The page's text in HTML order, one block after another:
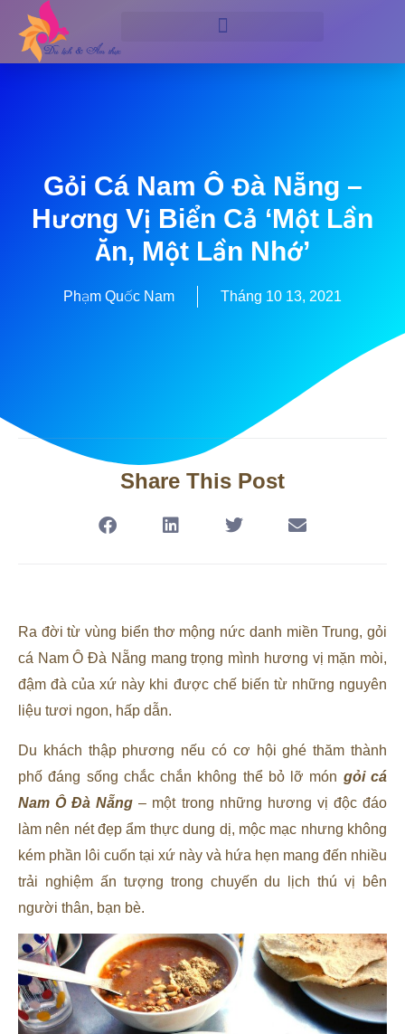
Gỏi Cá Nam Ô Đà Nẵng –
Hương Vị Biển Cả ‘một Lần
Ăn, Một Lần Nhớ’
Phạm Quốc Nam Tháng 10 13, 2021
Share This Post
Ra đời từ vùng biển thơ mộng nức danh miền Trung, gỏi
cá Nam Ô Đà Nẵng mang trọng mình hương vị mặn mòi,
đậm đà của xứ này khi được chế biến từ những nguyên
liệu tươi ngon, hấp dẫn.
Du khách thập phương nếu có cơ hội ghé thăm thành
phố đáng sống chắc chắn không thể bỏ lỡ món gỏi cá
Nam Ô Đà Nẵng – một trong những hương vị độc đáo
làm nên nét đẹp ẩm thực dung dị, mộc mạc nhưng không
kém phần lôi cuốn tại xứ này và hứa hẹn mang đến nhiều
trải nghiệm ấn tượng trong chuyến du lịch thú vị bên
người thân, bạn bè.